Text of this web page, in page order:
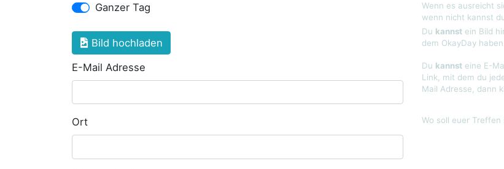
Ganzer Tag
Wenn es ausreicht
wenn nicht kannst
Bild hochladen
Du kannst ein Bild
dem OkayDay
E-Mail Adresse Du kannst eine E-
Link, mit dem du
Mail Adresse, dann
Ort Wo soll euer